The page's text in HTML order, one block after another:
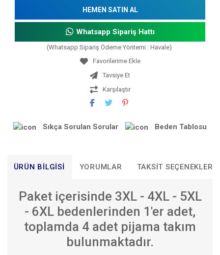
HEMEN SATIN AL
Whatsapp Sipariş Hattı
(Whatsapp Sipariş Ödeme Yöntemi : Havale)
Tavsiye Et
Karşılaştır
Sıkça Sorulan Sorular Beden Tablosu
ÜRÜN BILGISI YORUMLAR TAKSIT SEÇENEKLERI
Paket içerisinde 3XL - 4XL - 5XL
- 6XL bedenlerinden 1'er adet,
toplamda 4 adet pijama takım
bulunmaktadır.